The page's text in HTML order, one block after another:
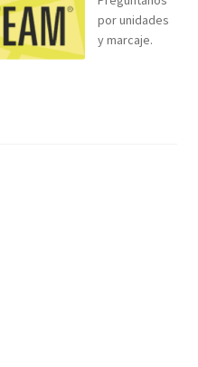
por unidades
y marcaje.